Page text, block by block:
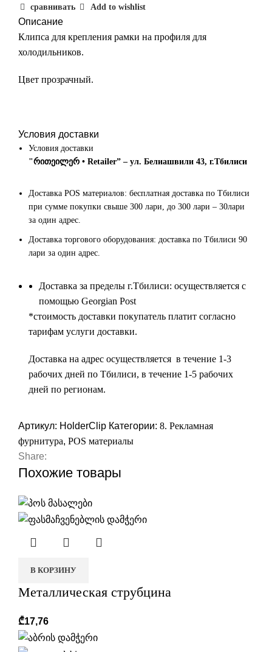
сравнивать Add to wishlist
Описание
Клипса для крепления рамки на профиля для
холодильников.
Цвет прозрачный.
Условия доставки
Условия доставки
"რითეილერ • Retailer” – ул. Белиашвили 43, г.Тбилиси
Доставка POS материалов: бесплатная доставка по Тбилиси
при сумме покупки свыше 300 лари, до 300 лари – 30лари
за один адрес.
Доставка торгового оборудования: доставка по Тбилиси 90
лари за один адрес.
Доставка за пределы г.Тбилиси: осуществляется с
помощью Georgian Post
*cтоимость доставки покупатель платит согласно
тарифам услуги доставки.
Доставка на адрес осуществляется в течение 1-3
рабочих дней по Тбилиси, в течение 1-5 рабочих
дней по регионам.
Артикул: HolderClip Категории: 8. Рекламная
фурнитура, POS материалы
Share:
Похожие товары
В КОРЗИНУ
Металлическая струбцина
₾17,76